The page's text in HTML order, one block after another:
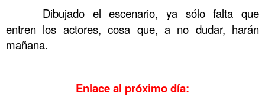
Dibujado el escenario, ya sólo falta que
entren los actores, cosa que, a no dudar, harán
mañana.
Enlace al próximo día: